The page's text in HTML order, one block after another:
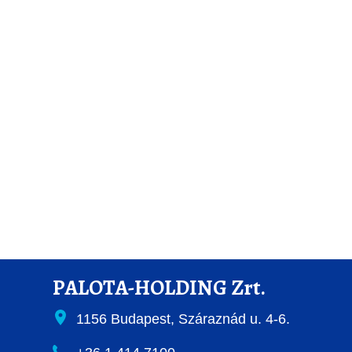
PALOTA-HOLDING Zrt.
1156 Budapest, Száraznád u. 4-6.